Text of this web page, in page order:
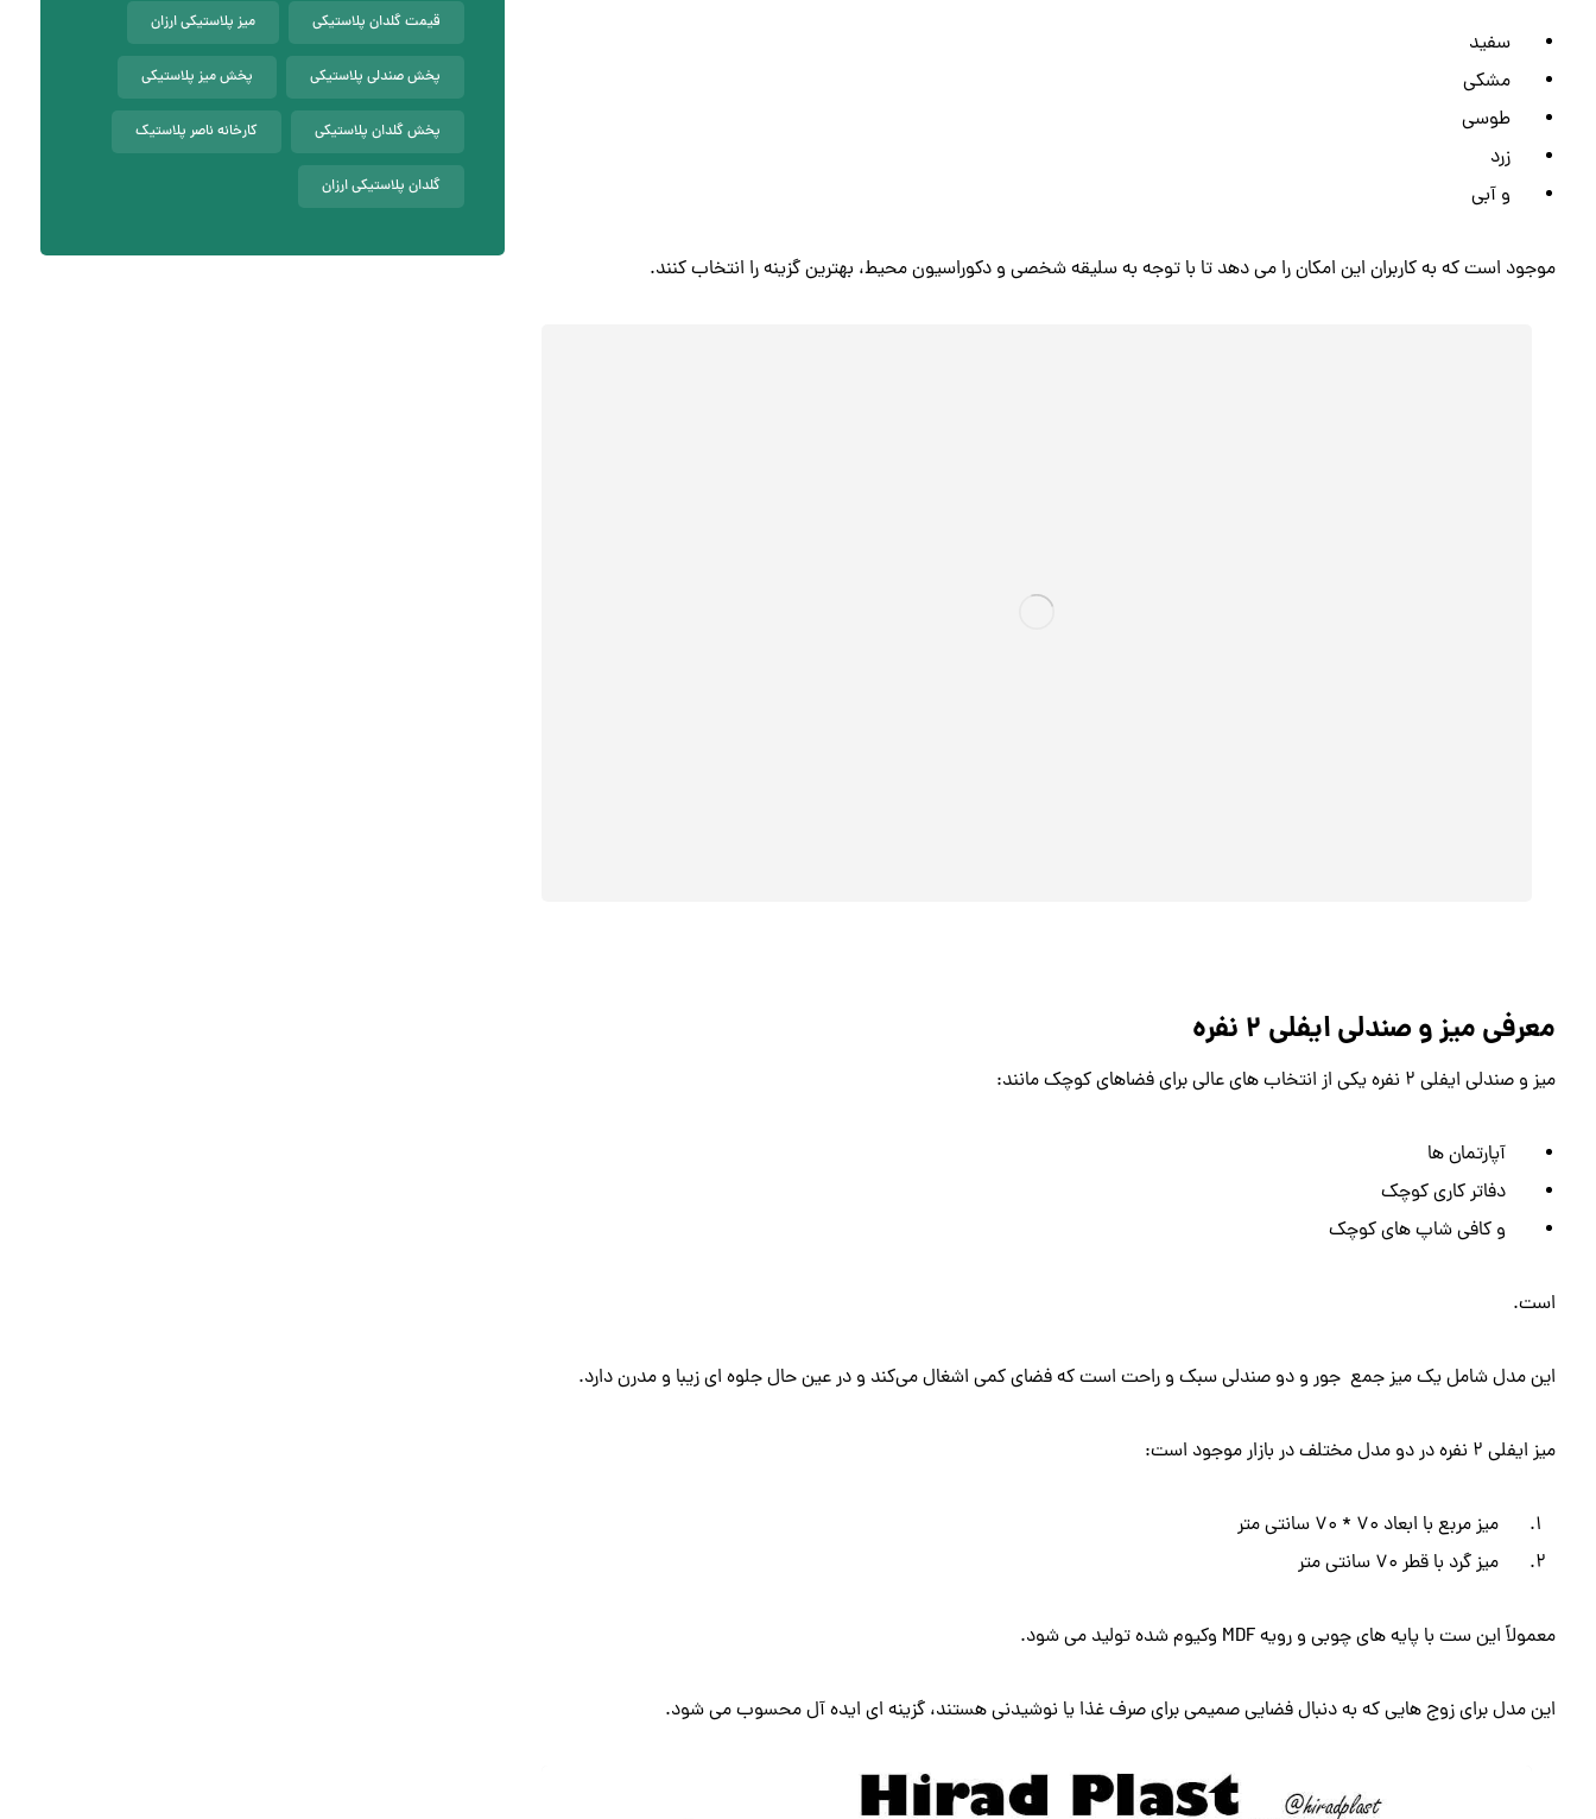
سفید
مشکی
طوسی
زرد
و آبی
موجود است که به کاربران این امکان را می دهد تا با توجه به سلیقه شخصی و دکوراسیون محیط، بهترین گزینه را انتخاب کنند.
معرفی میز و صندلی ایفلی ۲ نفره
میز و صندلی ایفلی ۲ نفره یکی از انتخاب های عالی برای فضاهای کوچک مانند:
آپارتمان ها
دفاتر کاری کوچک
و کافی شاپ های کوچک
است.
این مدل شامل یک میز جمع جور و دو صندلی سبک و راحت است که فضای کمی اشغال می‌کند و در عین حال جلوه ای زیبا و مدرن دارد.
میز ایفلی 2 نفره در دو مدل مختلف در بازار موجود است:
میز مربع با ابعاد 70 * 70 سانتی متر
میز گرد با قطر 70 سانتی متر
معمولاً این ست با پایه های چوبی و رویه MDF وکیوم شده تولید می شود.
این مدل برای زوج هایی که به دنبال فضایی صمیمی برای صرف غذا یا نوشیدنی هستند، گزینه ای ایده آل محسوب می شود.
قیمت گلدان پلاستیکی میز پلاستیکی ارزان
پخش صندلی پلاستیکی پخش میز پلاستیکی
پخش گلدان پلاستیکی کارخانه ناصر پلاستیک
گلدان پلاستیکی ارزان